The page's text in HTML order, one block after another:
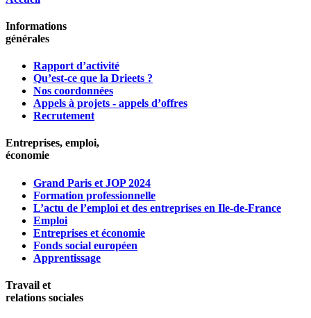
Informations
générales
Rapport d’activité
Qu’est-ce que la Drieets ?
Nos coordonnées
Appels à projets - appels d’offres
Recrutement
Entreprises, emploi,
économie
Grand Paris et JOP 2024
Formation professionnelle
L’actu de l’emploi et des entreprises en Ile-de-France
Emploi
Entreprises et économie
Fonds social européen
Apprentissage
Travail et
relations sociales